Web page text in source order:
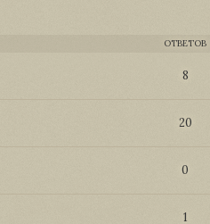
ОТВЕТОВ
8
20
0
1